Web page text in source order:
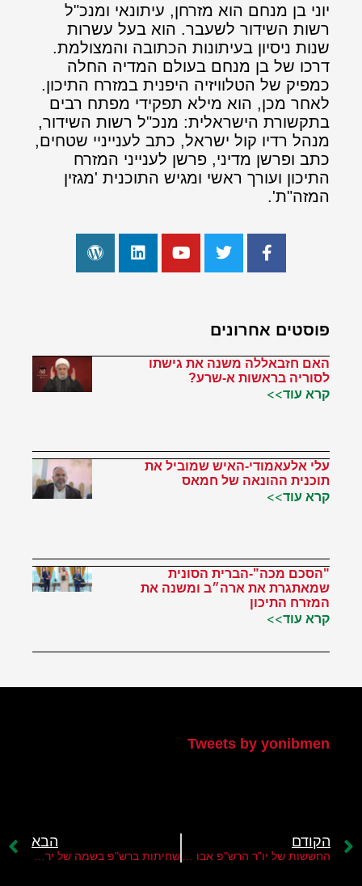
יוני בן מנחם הוא מזרחן, עיתונאי ומנכ"ל
רשות השידור לשעבר. הוא בעל עשרות
שנות ניסיון בעיתונות הכתובה והמצולמת.
דרכו של בן מנחם בעולם המדיה החלה
כמפיק של הטלוויזיה היפנית במזרח התיכון.
לאחר מכן, הוא מילא תפקידי מפתח רבים
בתקשורת הישראלית: מנכ"ל רשות השידור,
מנהל רדיו קול ישראל, כתב לענייניי שטחים,
כתב ופרשן מדיני, פרשן לענייני המזרח
התיכון ועורך ראשי ומגיש התוכנית 'מגזין
המזה"ת'.
פוסטים אחרונים
האם חזבאללה משנה את גישתו
לסוריה בראשות א-שרע?
קרא עוד>>
עלי אלעאמודי-האיש שמוביל את
תוכנית ההונאה של חמאס
קרא עוד>>
"הסכם מכה"-הברית הסונית
שמאתגרת את ארה״ב ומשנה את
המזרח התיכון
קרא עוד>>
Tweets by yonibmen
הקודם הבא